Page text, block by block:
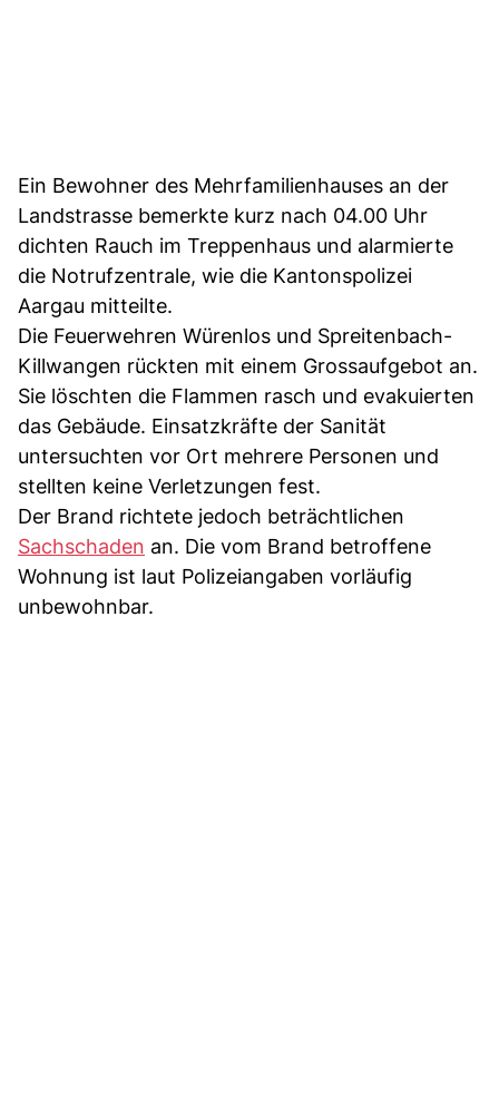
Ein Bewohner des Mehrfamilienhauses an der
Landstrasse bemerkte kurz nach 04.00 Uhr
dichten Rauch im Treppenhaus und alarmierte
die Notrufzentrale, wie die Kantonspolizei
Aargau mitteilte.
Die Feuerwehren Würenlos und Spreitenbach-
Killwangen rückten mit einem Grossaufgebot an.
Sie löschten die Flammen rasch und evakuierten
das Gebäude. Einsatzkräfte der Sanität
untersuchten vor Ort mehrere Personen und
stellten keine Verletzungen fest.
Der Brand richtete jedoch beträchtlichen
Sachschaden an. Die vom Brand betroffene
Wohnung ist laut Polizeiangaben vorläufig
unbewohnbar.